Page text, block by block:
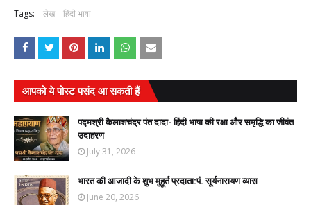
Tags: लेख हिंदी भाषा
आपको ये पोस्ट पसंद आ सकती हैं
पद्मश्री कैलाशचंद्र पंत दादा- हिंदी भाषा की रक्षा और समृद्धि का जीवंत
उदाहरण
July 31, 2026
भारत की आजादी के शुभ मुहूर्त प्रदाता:पंं. सूर्यनारायण व्यास
June 20, 2026